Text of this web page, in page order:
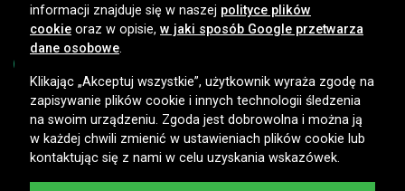
Copyright © 2026, Spares Nordic AB
informacji znajduje się w naszej polityce plików
cookie oraz w opisie, w jaki sposób Google przetwarza
dane osobowe.
Klikając „Akceptuj wszystkie”, użytkownik wyraża zgodę na
zapisywanie plików cookie i innych technologii śledzenia
na swoim urządzeniu. Zgoda jest dobrowolna i można ją
w każdej chwili zmienić w ustawieniach plików cookie lub
kontaktując się z nami w celu uzyskania wskazówek.